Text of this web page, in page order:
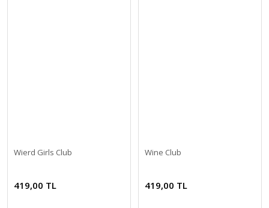
Wierd Girls Club
419,00 TL
Wine Club
419,00 TL